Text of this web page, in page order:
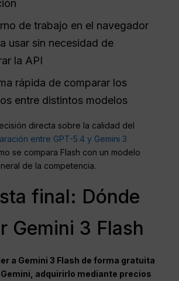
de trabajo en el navegador
usar sin necesidad de
la API
rápida de comparar los
entre distintos modelos
directa sobre la calidad del
entre GPT-5.4 y Gemini 3
se compara Flash con un modelo
de la competencia.
final: Dónde
Gemini 3 Flash
a Gemini 3 Flash de forma gratuita
adquirirlo mediante precios